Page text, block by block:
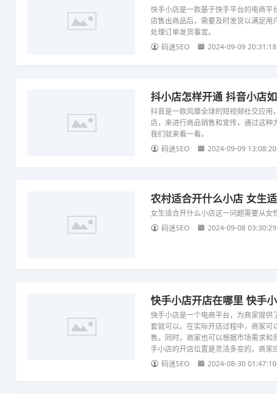
快手小店是一款基于快手平台的电商
店售出商品后，需要及时发货以满足
处理订单发货事宜。
码迷SEO
2024-09-09 20:31:18
抖小店怎样开通 抖音小店
抖音是一款风靡全球的短视频社交应
店，来进行商品销售和宣传，通过这
我们就来看一看。
码迷SEO
2024-09-09 13:08:20
农村适合开什么小店 女生
女生适合开什么小店这一问题需要从女
码迷SEO
2024-09-08 03:30:29
快手小店开店在哪里 快手
快手小店是一个电商平台，为商家提
套就可以。在实际开店过程中，商家
售。同时，商家也可以根据市场需求
手小店的开店位置是灵活多变的，商家
码迷SEO
2024-08-30 01:47:10